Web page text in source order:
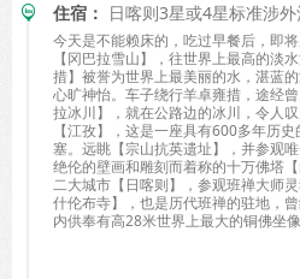
住宿： 日喀则3星或4星标准涉
今天是不能赖床的，吃过早餐后，即
【冈巴拉雪山】，往世界上最高的淡
措】被誉为世界上最美丽的水，湛蓝
心旷神怡。车子绕行羊卓雍措，途经
拉冰川】，就在公路边的冰川，令人
【江孜】，这是一座具有600多年历
塞。远眺【宗山抗英遗址】，并参观
绝伦的壁画和雕刻而着称的十万佛塔
二大城市【日喀则】，参观班禅大师
什伦布寺】，也是历代班禅的驻地，
内供奉有高28米世界上最大的铜佛坐